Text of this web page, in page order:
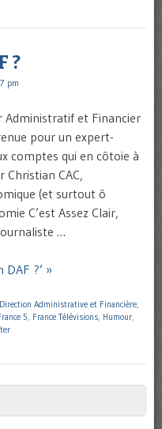
?
pm
Administratif et Financier
pour un expert-
comptes qui en côtoie à
Christian CAC,
(et surtout ô
C’est Assez Clair,
…
DAF ?’ »
Direction Administrative et Financière,
5, France Télévisions, Humour,